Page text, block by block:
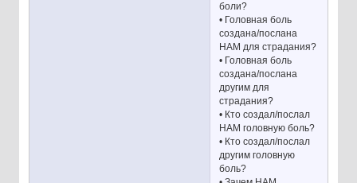
боли?
• Головная боль
создана/послана
НАМ для страдания?
• Головная боль
создана/послана
другим для
страдания?
• Кто создал/послал
НАМ головную боль?
• Кто создал/послал
другим головную
боль?